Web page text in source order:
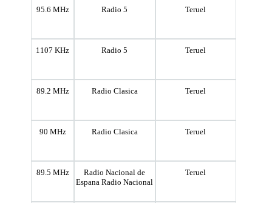
95.6 MHz Radio 5 Teruel
1107 KHz Radio 5 Teruel
89.2 MHz Radio Clasica Teruel
90 MHz Radio Clasica Teruel
89.5 MHz
Radio Nacional de
Espana Radio Nacional
Teruel